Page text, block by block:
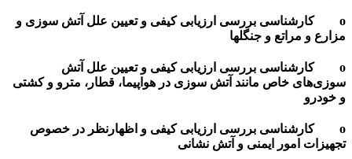
o کارشناسی بررسی ارزیابی کیفی و تعیین علل آتش سوزی و
مزارع و مراتع و جنگلها
o کارشناسی بررسی ارزیابی کیفی و تعیین علل آتش
سوزی‌های خاص مانند آتش سوزی در هواپیما، قطار، مترو و کشتی
و خودرو
o کارشناسی بررسی ارزیابی کیفی و اظهارنظر در خصوص
تجهیزات امور ایمنی و آتش نشانی